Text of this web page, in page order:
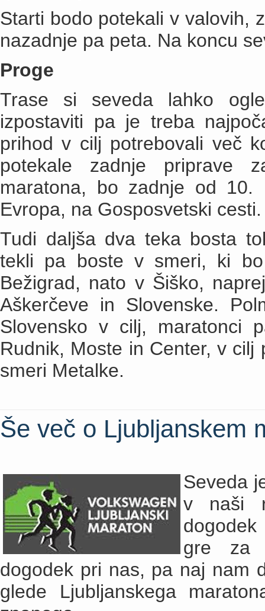
Starti bodo potekali v valovih,
nazadnje pa peta. Na koncu
Proge
Trase si seveda lahko
izpostaviti pa je treba
prihod v cilj potrebovali več
potekale zadnje priprave
maratona, bo zadnje od
Evropa, na Gosposvetski cesti.
Tudi daljša dva teka bosta
tekli pa boste v smeri, ki
Bežigrad, nato v Šiško,
Aškerčeve in Slovenske.
Slovensko v cilj, maratonci
Rudnik, Moste in Center, v
smeri Metalke.
Še več o Ljubljanskem
Seveda
v naši
gre za
dogodek pri nas, pa naj nam
glede Ljubljanskega